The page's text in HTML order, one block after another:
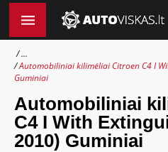
...
Automobiliniai kilimėliai Citroen C4 I
Guminiai
Automobiliniai
C4 I With
2010) Guminiai